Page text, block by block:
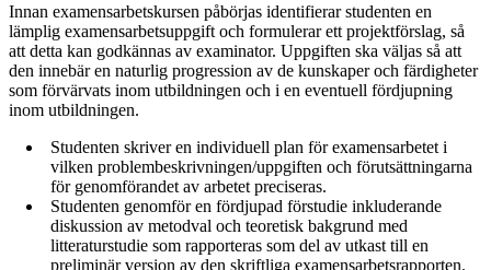
Innan examensarbetskursen påbörjas identifierar studenten en
lämplig examensarbetsuppgift och formulerar ett projektförslag, så
att detta kan godkännas av examinator. Uppgiften ska väljas så att
den innebär en naturlig progression av de kunskaper och färdigheter
som förvärvats inom utbildningen och i en eventuell fördjupning
inom utbildningen.
Studenten skriver en individuell plan för examensarbetet i
vilken problembeskrivningen/uppgiften och förutsättningarna
för genomförandet av arbetet preciseras.
Studenten genomför en fördjupad förstudie inkluderande
diskussion av metodval och teoretisk bakgrund med
litteraturstudie som rapporteras som del av utkast till en
preliminär version av den skriftliga examensarbetsrapporten.